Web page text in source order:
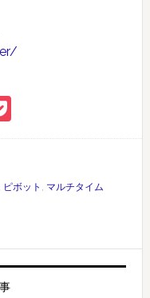
Pocket
ピボット , マルチタイム